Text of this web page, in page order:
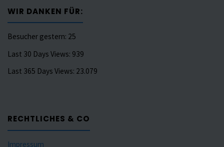
WIR DANKEN FÜR:
Besucher gestern: 25
Last 30 Days Views: 939
Last 365 Days Views: 23.079
RECHTLICHES & CO
Impressum